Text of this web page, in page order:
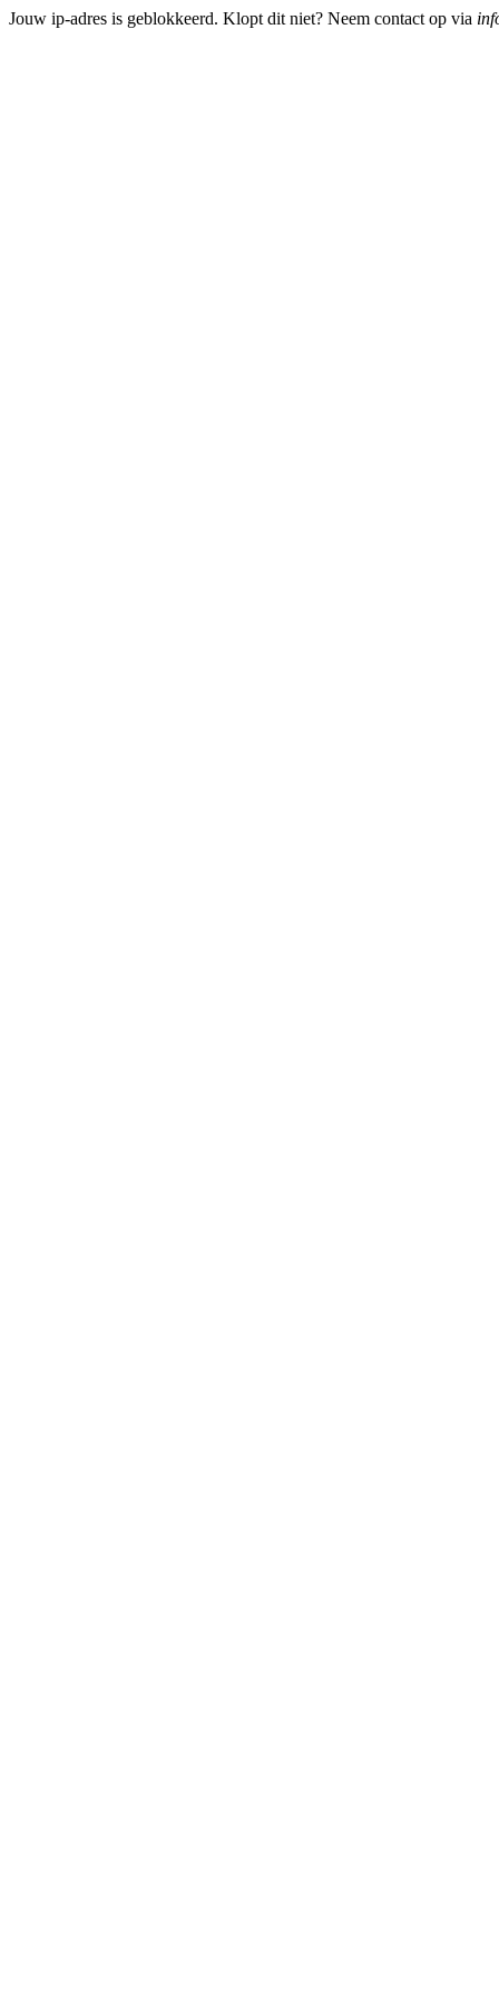
Jouw ip-adres is geblokkeerd. Klopt dit niet? Neem contact op via